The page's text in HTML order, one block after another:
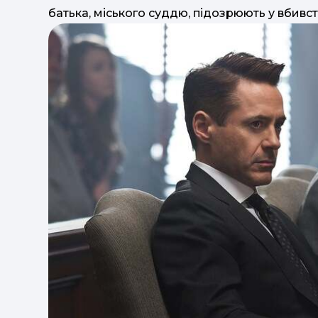
батька, міського суддю, підозрюють у